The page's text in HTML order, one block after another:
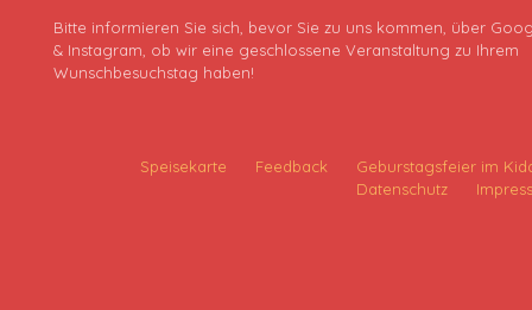
Bitte informieren Sie sich, bevor Sie zu uns kommen, über
& Instagram, ob wir eine geschlossene Veranstaltung zu Ihrem
Wunschbesuchstag haben!
Speisekarte Feedback
Geburstagsfeier im
Datenschutz